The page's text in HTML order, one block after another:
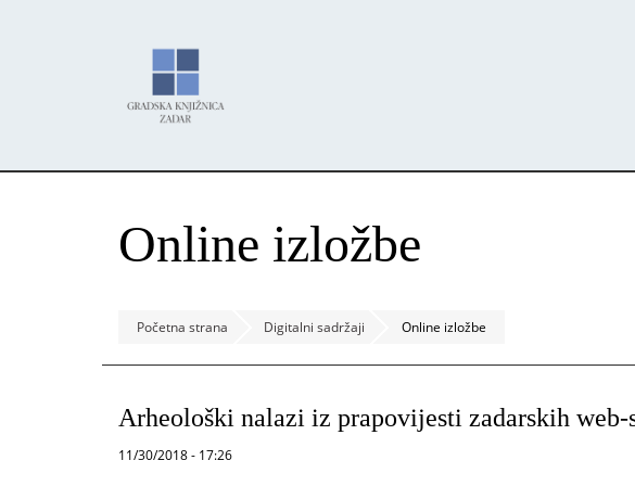
Online izložbe
Početna strana Digitalni sadržaji Online izložbe
Arheološki nalazi iz prapovijesti zadarskih web-
11/30/2018 - 17:26